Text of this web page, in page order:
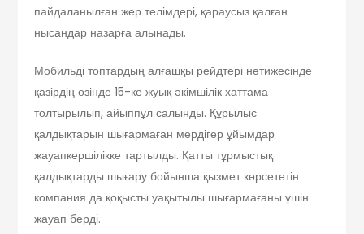
пайдаланылған жер телімдері, қараусыз қалған
нысандар назарға алынады.
Мобильді топтардың алғашқы рейдтері нәтижесінде
қазірдің өзінде 15-ке жуық әкімшілік хаттама
толтырылып, айыппұл салынды. Құрылыс
қалдықтарын шығармаған мердігер ұйымдар
жауапкершілікке тартылды. Қатты тұрмыстық
қалдықтарды шығару бойынша қызмет көрсететін
компания да қоқысты уақытылы шығармағаны үшін
жауап берді.